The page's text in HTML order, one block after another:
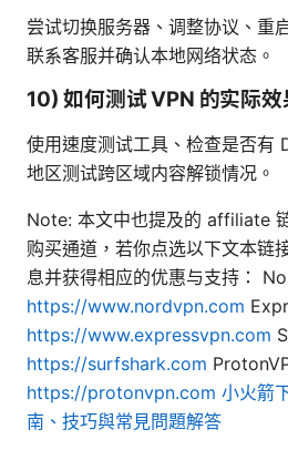
尝试切换服务器、调整协议、重
联系客服并确认本地网络状态。
10) 如何测试 VPN 的实际效
使用速度测试工具、检查是否有
地区测试跨区域内容解锁情况。
Note: 本文中也提及的 affiliate
购买通道，若你点选以下文本链
息并获得相应的优惠与支持：
https://www.nordvpn.com
https://www.expressvpn.com
https://surfshark.com
https://protonvpn.com 小火箭
南、技巧與常見問題解答